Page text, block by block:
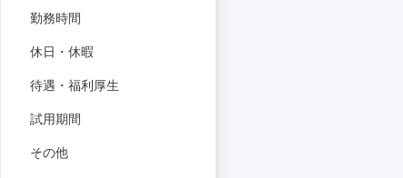
勤務時間
休日・休暇
待遇・福利厚生
試用期間
その他